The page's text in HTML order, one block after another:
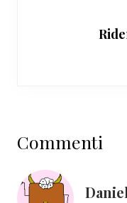
del
lettore
Commenti